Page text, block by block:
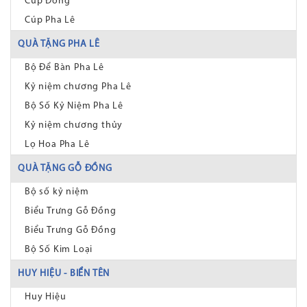
Cúp Pha Lê
QUÀ TẶNG PHA LÊ
Bộ Để Bàn Pha Lê
Kỷ niệm chương Pha Lê
Bộ Số Kỷ Niệm Pha Lê
Kỷ niệm chương thủy
Lọ Hoa Pha Lê
QUÀ TẶNG GỖ ĐỒNG
Bộ số kỷ niệm
Biểu Trưng Gỗ Đồng
Biểu Trưng Gỗ Đồng
Bộ Số Kim Loại
HUY HIỆU - BIỂN TÊN
Huy Hiệu